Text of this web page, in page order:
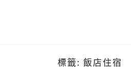
標籤: 飯店住宿